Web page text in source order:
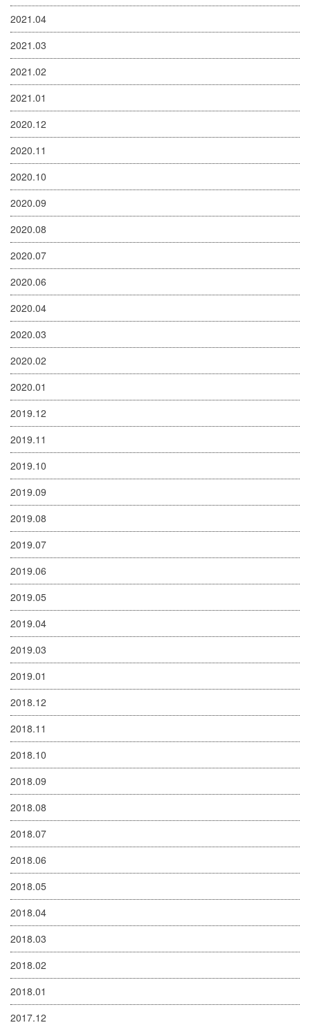
2021.04
2021.03
2021.02
2021.01
2020.12
2020.11
2020.10
2020.09
2020.08
2020.07
2020.06
2020.04
2020.03
2020.02
2020.01
2019.12
2019.11
2019.10
2019.09
2019.08
2019.07
2019.06
2019.05
2019.04
2019.03
2019.01
2018.12
2018.11
2018.10
2018.09
2018.08
2018.07
2018.06
2018.05
2018.04
2018.03
2018.02
2018.01
2017.12